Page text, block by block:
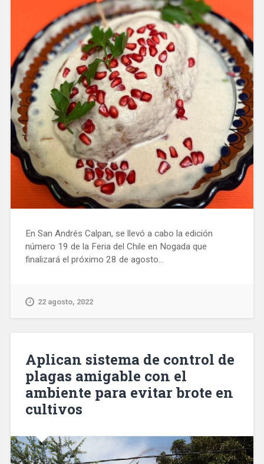
En San Andrés Calpan, se llevó a cabo la edición
número 19 de la Feria del Chile en Nogada que
finalizará el próximo 28 de agosto...
22 agosto, 2022
Aplican sistema de control de
plagas amigable con el
ambiente para evitar brote en
cultivos